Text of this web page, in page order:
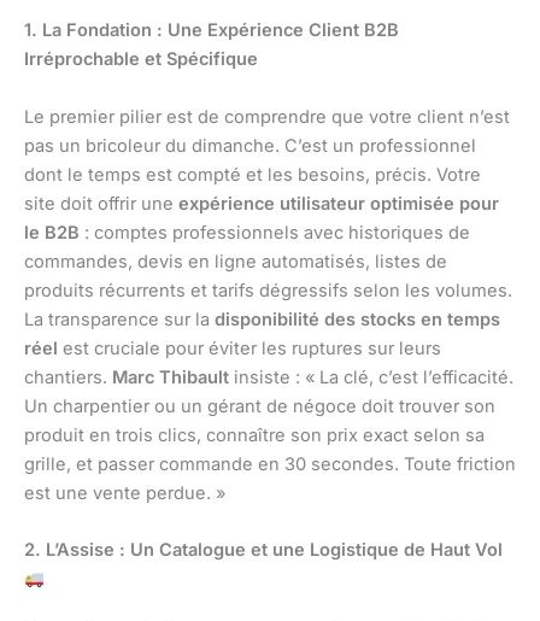
1. La Fondation : Une Expérience Client B2B
Irréprochable et Spécifique
Le premier pilier est de comprendre que votre client n’est
pas un bricoleur du dimanche. C’est un professionnel
dont le temps est compté et les besoins, précis. Votre
site doit offrir une expérience utilisateur optimisée pour
le B2B : comptes professionnels avec historiques de
commandes, devis en ligne automatisés, listes de
produits récurrents et tarifs dégressifs selon les volumes.
La transparence sur la disponibilité des stocks en temps
réel est cruciale pour éviter les ruptures sur leurs
chantiers. Marc Thibault insiste : « La clé, c’est l’efficacité.
Un charpentier ou un gérant de négoce doit trouver son
produit en trois clics, connaître son prix exact selon sa
grille, et passer commande en 30 secondes. Toute friction
est une vente perdue. »
2. L’Assise : Un Catalogue et une Logistique de Haut Vol